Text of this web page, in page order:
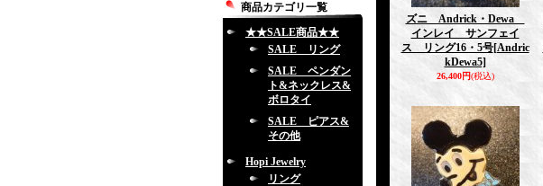
商品カテゴリ一覧
★★SALE商品★★
SALE リング
SALE ペンダン
ト&ネックレス&
ボロタイ
SALE ピアス&
その他
Hopi Jewelry
リング
ズニ Andrick・Dewa
インレイ サンフェイ
ス リング16・5号[Andric
kDewa5]
26,400円(税込)